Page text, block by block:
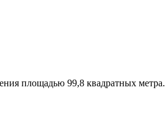
площадью 99,­8 квадратных метра.